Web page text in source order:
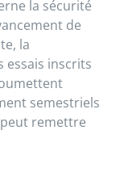
la sécurité
de
la
essais inscrits
semestriels
remettre